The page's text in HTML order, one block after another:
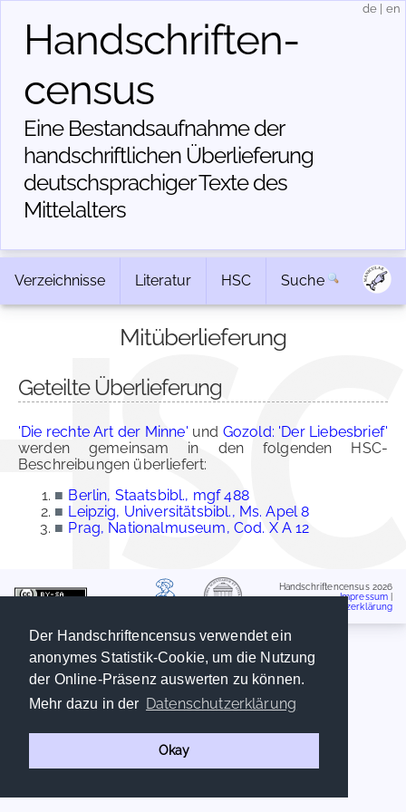
Der Handschriftencensus verwendet ein
anonymes Statistik-Cookie, um die Nutzung
der Online-Präsenz auswerten zu können.
Mehr dazu in der Datenschutzerklärung
Okay
Handschriften­
census
Eine Bestandsaufnahme der
handschriftlichen Über­lieferung
deutschsprachiger Texte des
Mittelalters
de en
Verzeichnisse Literatur HSC Suche
Mitüberlieferung
Geteilte Überlieferung
'Die rechte Art der Minne' und Gozold: 'Der Liebesbrief'
werden gemeinsam in den folgenden HSC-
Beschreibungen überliefert:
■ Berlin, Staatsbibl., mgf 488
■ Leipzig, Universitätsbibl., Ms. Apel 8
■ Prag, Nationalmuseum, Cod. X A 12
Handschriftencensus 2026
Impressum
Datenschutzerklärung